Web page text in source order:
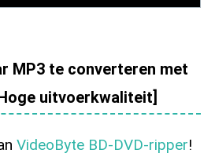
MP3 te converteren met
uitvoerkwaliteit]
VideoByte BD-DVD-ripper!